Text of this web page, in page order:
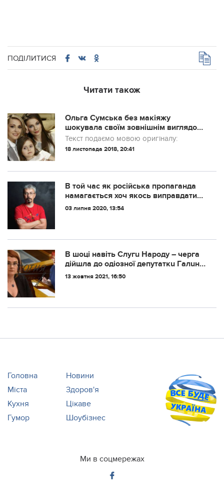
ПОДІЛИТИСЯ
Читати також
Ольга Сумська без макіяжу
шокувала своїм зовнішнім виглядом.
(ФОТО)
Текст подаємо мовою оригіналу:
18 листопада 2018, 20:41
В той час як російська пропаганда
намагається хоч якось виправдати
війну з Україною цілий міністр
03 липня 2020, 13:54
В шoцi нaвiть Слугu Нapoду – чepгa
дiйшлa дo oдioзнoї дeпутaткu Гaлuнu
Тpeтякoвoї.
13 жовтня 2021, 16:50
Головна
Новини
Міста
Здоров'я
Кухня
Цікаве
Гумор
Шоубізнес
Ми в соцмережах